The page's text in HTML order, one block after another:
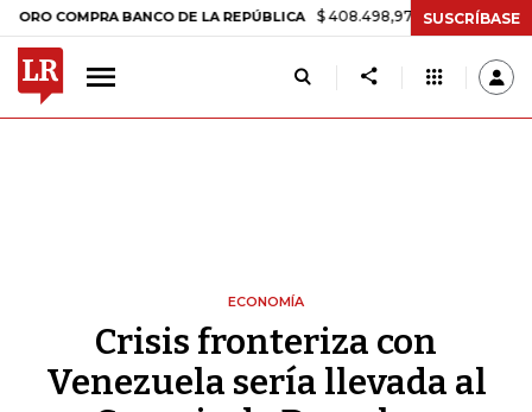
BANCO DE LA REPÚBLICA $ 408.498,97 +$ 8.753,81 +2,19%
SUSCRÍBASE
ECONOMÍA
Crisis fronteriza con
Venezuela sería llevada al